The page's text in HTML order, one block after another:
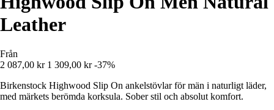
Leather
Från
2 087,00 kr 1 309,00 kr -37%
Birkenstock Highwood Slip On ankelstövlar för män i naturligt läder,
med märkets berömda korksula. Sober stil och absolut komfort.